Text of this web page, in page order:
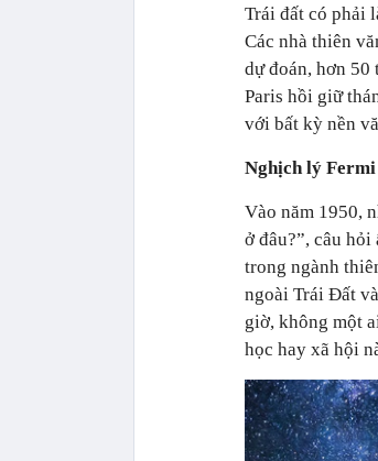
Trái đất có phải
Các nhà thiên
dự đoán, hơn
Paris hồi giữ
với bất kỳ nền
Nghịch lý
Vào năm 1950,
ở đâu?”, câu
trong ngành
ngoài Trái Đất
giờ, không một
học hay xã hội